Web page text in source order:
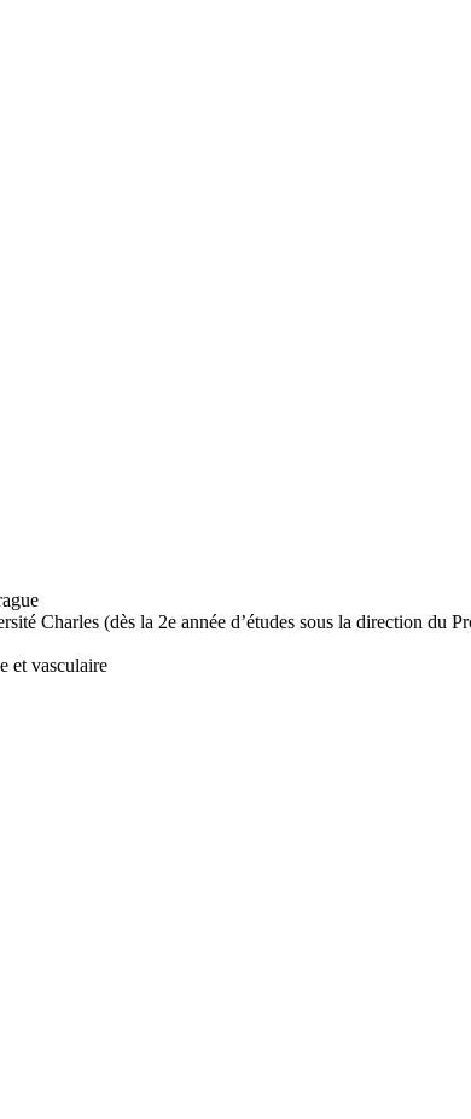
Charles (dès la 2e année d’études sous la direction du
et vasculaire